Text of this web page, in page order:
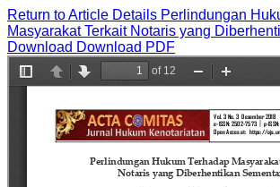
Return to Article Details Perlindungan
Masyarakat Terkait Notaris yang
Download Download PDF